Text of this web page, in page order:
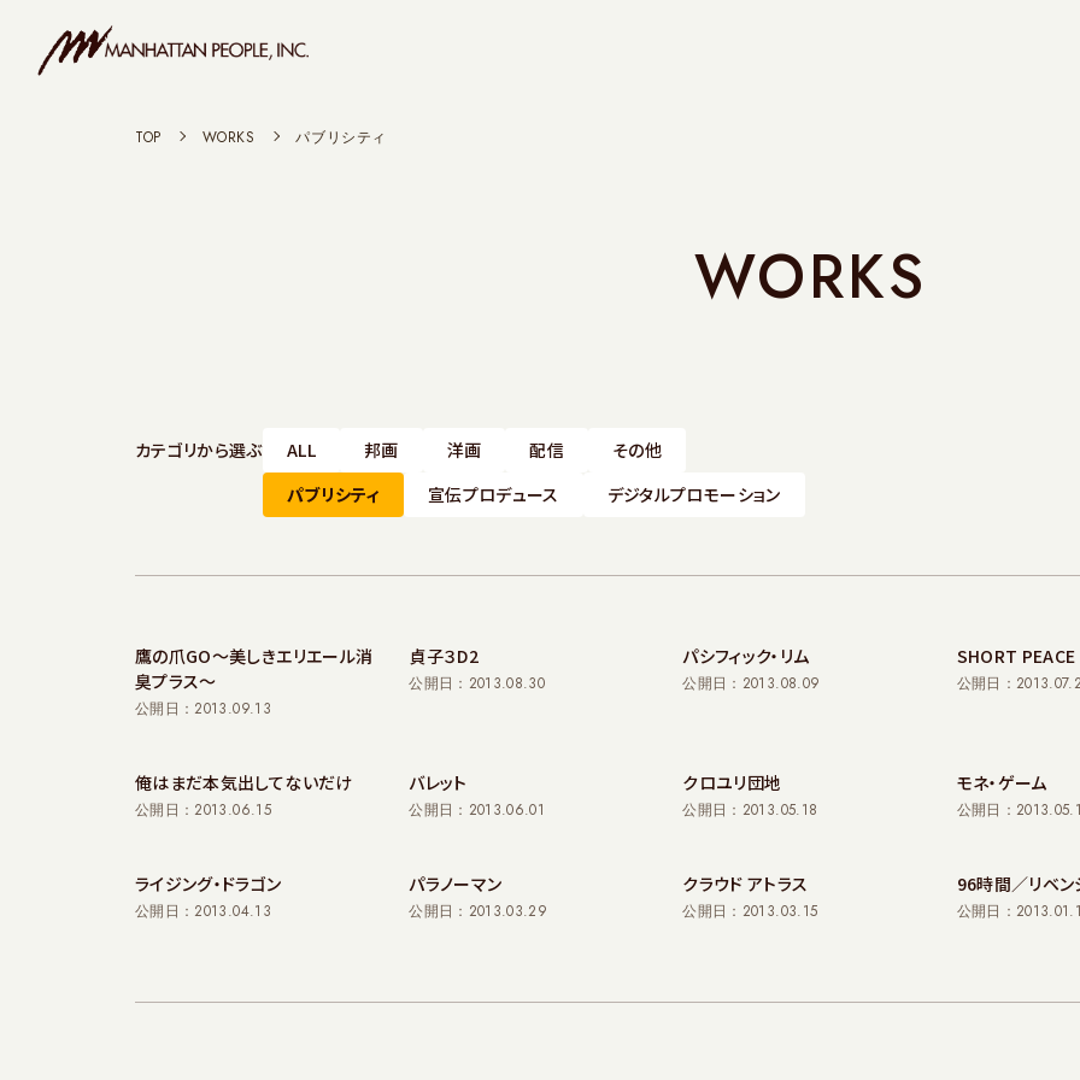
TOP > WORKS > パブリシティ
WORKS
カテゴリから選ぶ ALL 邦画 洋画 配信
その他
パブリシティ
宣伝プロデュース デジタルプロモーション
鷹の爪GO～美しきエリエール消
臭プラス～
公開日：2013.09.13
貞子３D2
公開日：2013.08.30
パシフィック・リム
公開日：2013.08.09
SHORT PEACE
公開日：
俺はまだ本気出してないだけ
公開日：2013.06.15
バレット
公開日：2013.06.01
クロユリ団地
公開日：2013.05.18
モネ・ゲーム
公開日：
ライジング・ドラゴン
公開日：2013.04.13
パラノーマン
公開日：2013.03.29
クラウド アトラス
公開日：2013.03.15
96時間／リベン
公開日：